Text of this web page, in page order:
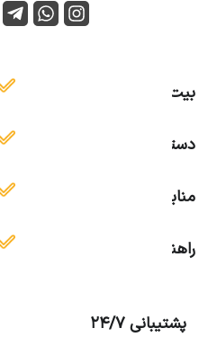
بیت ایمن
دسترسی آسان
منابع آموزشی
راهنمای استفاده
پشتیبانی 24/7